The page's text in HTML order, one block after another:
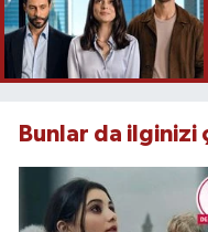
Bunlar da ilginizi